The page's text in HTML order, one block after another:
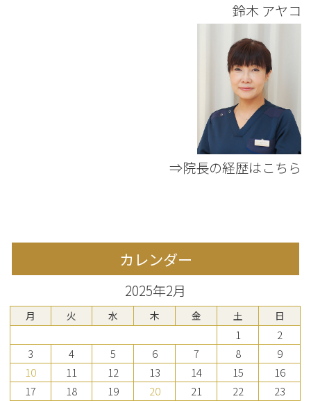
鈴木 アヤコ
⇒院長の経歴はこちら
カレンダー
2025年2月
月 火 水 木 金 土 日
1
2
3
4 5 6 7 8
9
10
11 12 13 14 15
16
17
18 19 20 21 22 23